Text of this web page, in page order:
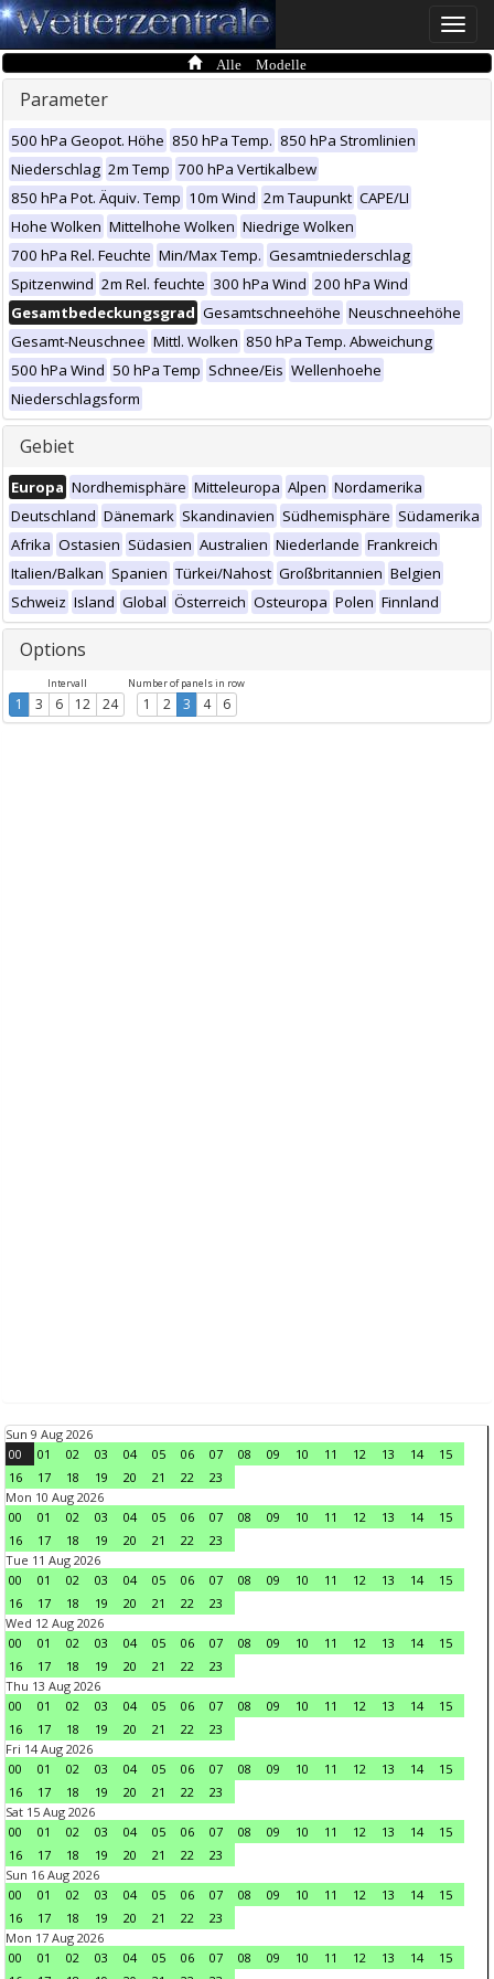
Toggle
Alle Modelle
Parameter
500 hPa Geopot. Höhe 850 hPa Temp. 850 hPa Stromlinien
Niederschlag 2m Temp 700 hPa Vertikalbew
850 hPa Pot. Äquiv. Temp 10m Wind 2m Taupunkt CAPE/LI
Hohe Wolken Mittelhohe Wolken Niedrige Wolken
700 hPa Rel. Feuchte Min/Max Temp. Gesamtniederschlag
Spitzenwind 2m Rel. feuchte 300 hPa Wind 200 hPa Wind
Gesamtbedeckungsgrad Gesamtschneehöhe Neuschneehöhe
Gesamt-Neuschnee Mittl. Wolken 850 hPa Temp. Abweichung
500 hPa Wind 50 hPa Temp Schnee/Eis Wellenhoehe
Niederschlagsform
Gebiet
Europa Nordhemisphäre Mitteleuropa Alpen Nordamerika
Deutschland Dänemark Skandinavien Südhemisphäre Südamerika
Afrika Ostasien Südasien Australien Niederlande Frankreich
Italien/Balkan Spanien Türkei/Nahost Großbritannien Belgien
Schweiz Island Global Österreich Osteuropa Polen Finnland
Options
Intervall
1 3 6 12 24
Number of panels in row
1 2 3 4 6
Sun 9 Aug 2026
00
01 02 03 04 05 06 07 08 09 10 11 12 13 14
15
16
17 18 19 20 21 22
23
Mon 10 Aug 2026
00
01 02 03 04 05 06 07 08 09 10 11 12 13 14
15
16
17 18 19 20 21 22
23
Tue 11 Aug 2026
00
01 02 03 04 05 06 07 08 09 10 11 12 13 14
15
16
17 18 19 20 21 22
23
Wed 12 Aug 2026
00
01 02 03 04 05 06 07 08 09 10 11 12 13 14
15
16
17 18 19 20 21 22
23
Thu 13 Aug 2026
00
01 02 03 04 05 06 07 08 09 10 11 12 13 14
15
16
17 18 19 20 21 22
23
Fri 14 Aug 2026
00
01 02 03 04 05 06 07 08 09 10 11 12 13 14
15
16
17 18 19 20 21 22
23
Sat 15 Aug 2026
00
01 02 03 04 05 06 07 08 09 10 11 12 13 14
15
16
17 18 19 20 21 22
23
Sun 16 Aug 2026
00
01 02 03 04 05 06 07 08 09 10 11 12 13 14
15
16
17 18 19 20 21 22
23
Mon 17 Aug 2026
00
01 02 03 04 05 06 07 08 09 10 11 12 13 14
15